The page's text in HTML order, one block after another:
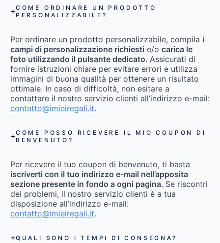
COME ORDINARE UN PRODOTTO
PERSONALIZZABILE?
Per ordinare un prodotto personalizzabile, compila i
campi di personalizzazione richiesti e/o carica le
foto utilizzando il pulsante dedicato. Assicurati di
fornire istruzioni chiare per evitare errori e utilizza
immagini di buona qualità per ottenere un risultato
ottimale. In caso di difficoltà, non esitare a
contattare il nostro servizio clienti all’indirizzo e-mail:
contatto@imieiregali.it.
COME POSSO RICEVERE IL MIO COUPON DI
BENVENUTO?
Per ricevere il tuo coupon di benvenuto, ti basta
iscriverti con il tuo indirizzo e-mail nell’apposita
sezione presente in fondo a ogni pagina. Se riscontri
dei problemi, il nostro servizio clienti è a tua
disposizione all’indirizzo e-mail:
contatto@imieiregali.it.
QUALI SONO I TEMPI DI CONSEGNA?